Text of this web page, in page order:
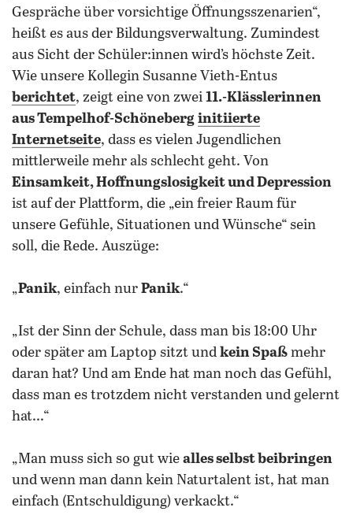
Gespräche über vorsichtige Öffnungsszenarien“,
heißt es aus der Bildungsverwaltung. Zumindest
aus Sicht der Schüler:innen wird’s höchste Zeit.
Wie unsere Kollegin Susanne Vieth-Entus
berichtet, zeigt eine von zwei 11.-Klässlerinnen
aus Tempelhof-Schöneberg initiierte
Internetseite, dass es vielen Jugendlichen
mittlerweile mehr als schlecht geht. Von
Einsamkeit, Hoffnungslosigkeit und Depression
ist auf der Plattform, die „ein freier Raum für
unsere Gefühle, Situationen und Wünsche“ sein
soll, die Rede. Auszüge:
„Panik, einfach nur Panik.“
„Ist der Sinn der Schule, dass man bis 18:00 Uhr
oder später am Laptop sitzt und kein Spaß mehr
daran hat? Und am Ende hat man noch das Gefühl,
dass man es trotzdem nicht verstanden und gelernt
hat...“
„Man muss sich so gut wie alles selbst beibringen
und wenn man dann kein Naturtalent ist, hat man
einfach (Entschuldigung) verkackt.“